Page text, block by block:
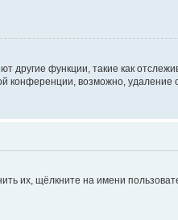
другие функции, такие как
конференции, возможно, удаление
их, щёлкните на имени